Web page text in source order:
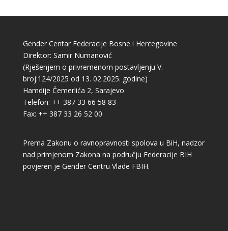
Gender Centar Federacije Bosne i Hercegovine
Direktor: Samir Numanović
(Rješenjem o privremenom postavljenju V.
broj:124/2025 od 13. 02.2025. godine)
Hamdije Čemerlića 2, Sarajevo
Telefon: ++ 387 33 66 58 83
Fax: ++ 387 33 26 52 00
Prema Zakonu o ravnopravnosti spolova u BiH, nadzor
nad primjenom Zakona na području Federacije BIH
povjeren je Gender Centru Vlade FBIH.